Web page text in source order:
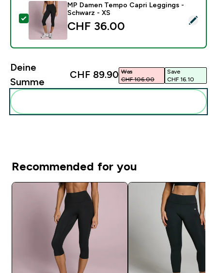
Dieses Produkt ausw�hlen - MP Damen Tempo
MP Damen Tempo Capri Leggings -
Schwarz - XS
CHF 36.00‎
Deine
Summe
CHF 89.90‎ Was
CHF 106.00‎
Save
CHF 16.10‎
Recommended for you